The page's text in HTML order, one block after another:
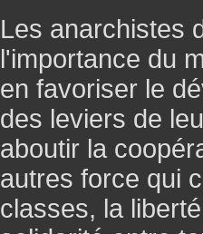
Les anarchistes
l'importance du
en favoriser le
des leviers de
aboutir la
autres force qui
classes, la